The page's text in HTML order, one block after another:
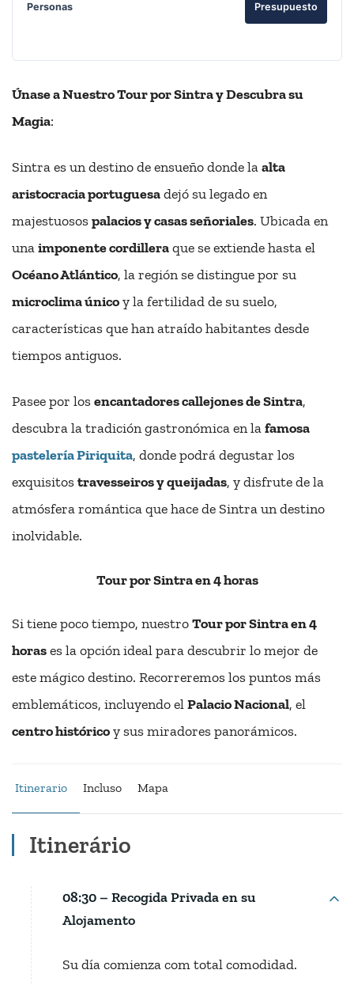
Personas
Presupuesto
Únase a Nuestro Tour por Sintra y Descubra su
Magia:
Sintra es un destino de ensueño donde laalta
aristocracia portuguesadejó su legado en
majestuosospalacios y casas señoriales. Ubicada en
unaimponente cordilleraque se extiende hasta el
Océano Atlántico, la región se distingue por su
microclima únicoy la fertilidad de su suelo,
características que han atraído habitantes desde
tiempos antiguos.
Pasee por losencantadores callejones de Sintra,
descubra la tradición gastronómica en lafamosa
pastelería Piriquita, donde podrá degustar los
exquisitostravesseiros y queijadas, y disfrute de la
atmósfera romántica que hace de Sintra un destino
inolvidable.
Tour por Sintra en 4 horas
Si tiene poco tiempo, nuestroTour por Sintra en 4
horases la opción ideal para descubrir lo mejor de
este mágico destino. Recorreremos los puntos más
emblemáticos, incluyendo elPalacio Nacional, el
centro históricoy sus miradores panorámicos.
Itinerario Incluso Mapa
Itinerário
08:30 – Recogida Privada en su
Alojamento
Su día comienza com total comodidad.